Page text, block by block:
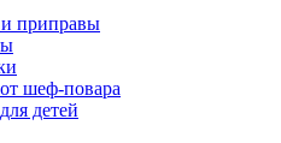
приправы
шеф-повара
детей